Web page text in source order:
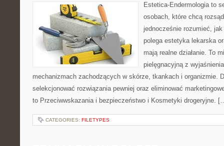
Estetica-Endermologia to
osobach, które chcą
jednocześnie rozumieć,
polega estetyka lekarska
mają realne działanie. To
pielęgnacyjną z
mechanizmach zachodzących w skórze, tkankach i organizmie.
selekcjonować rozwiązania pewniej oraz eliminować
to Przeciwwskazania i bezpieczeństwo i Kosmetyki drogeryjne.
CATEGORIES: FILETYPES